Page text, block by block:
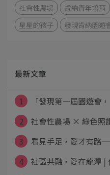
社會性農場
肯納青年培育
星星的孩子
發現肯納園遊
最新文章
1
「發現第一屆園遊會
2
社會性農場 × 綠色照
3
看見手足，愛才有路
4
社區共融，愛在龍潭